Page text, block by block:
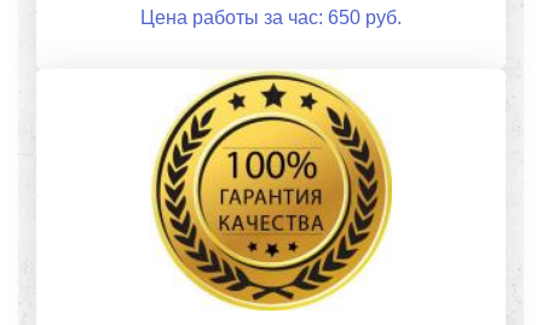
Цена работы за час: 650 руб.